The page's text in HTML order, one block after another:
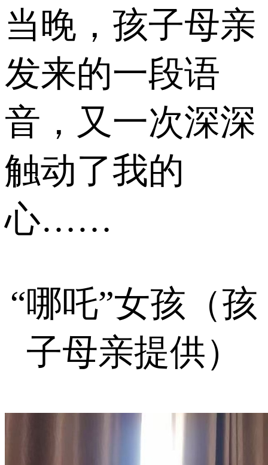
当晚，孩子母亲
发来的一段语
音，又一次深深
触动了我的
心……
“哪吒”女孩（孩
子母亲提供）